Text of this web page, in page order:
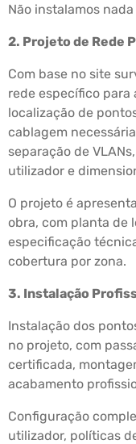
Não instalamos
2. Projeto de Rede
Com base no site
rede específico para
localização de
cablagem
separação de
utilizador e
O projeto é
obra, com planta de
especificação
cobertura por zona.
3. Instalação
Instalação dos
no projeto, com
certificada,
acabamento
Configuração
utilizador, políticas